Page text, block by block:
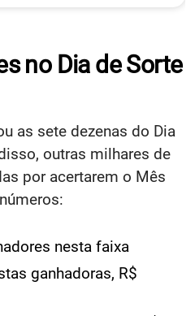
no Dia de Sorte
as sete dezenas do Dia
outras milhares de
por acertarem o Mês
nesta faixa
ganhadoras, R$